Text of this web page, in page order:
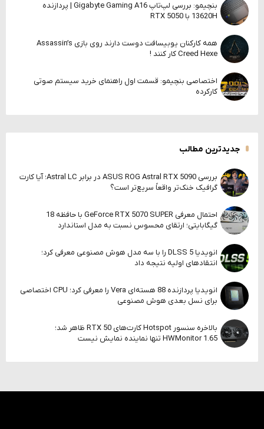
بنچیمو: بررسی لپ‌تاپ Gigabyte Gaming A16 | پردازنده
13620H با RTX 5050
همه کارکنان یوبیسافت دوست دارند روی بازی Assassin’s
Creed Hexe کار کنند !
اختصاصی بنچیمو: قسمت اول راهنمای خرید سیستم صوتی
کارکرده
جدیدترین مطالب
بررسی ASUS ROG Astral RTX 5090 در برابر Astral LC؛ آیا کارت
گرافیک خنک‌تر واقعاً سریع‌تر است؟
احتمال معرفی GeForce RTX 5070 SUPER با حافظه 18
گیگابایتی؛ ارتقای محسوس نسبت به مدل استاندارد
انویدیا DLSS 5 را با سه مدل هوش مصنوعی معرفی کرد؛
انتقادهای اولیه نتیجه داد
انویدیا پردازنده 88 هسته‌ای Vera را معرفی کرد؛ CPU اختصاصی
برای نسل بعدی هوش مصنوعی
بالاخره سنسور Hotspot کارت‌های RTX 50 ظاهر شد؛
HWMonitor 1.65 تنها نماینده نمایش نیست